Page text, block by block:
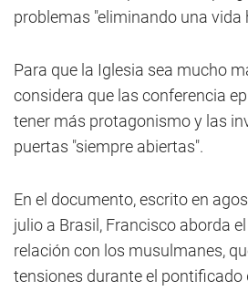
problemas "eliminando una vida
Para que la Iglesia sea mucho
considera que las conferencia
tener más protagonismo y las
puertas "siempre abiertas".
En el documento, escrito en
julio a Brasil, Francisco aborda
relación con los musulmanes,
tensiones durante el pontificado